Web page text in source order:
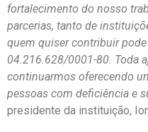
fortalecimento do nosso
parcerias, tanto de
quem quiser contribuir pode
04.216.628/0001-80. Toda
continuarmos oferecendo
pessoas com deficiência e
presidente da instituição,